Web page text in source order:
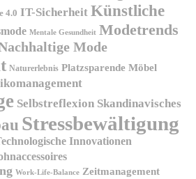
4.0 IT-Sicherheit Künstliche
Mentale Gesundheit Modetrends
Mode
Naturerlebnis Platzsparende Möbel
Selbstreflexion Skandinavisches
Stressbewältigung
Innovationen
Work-Life-Balance Zeitmanagement